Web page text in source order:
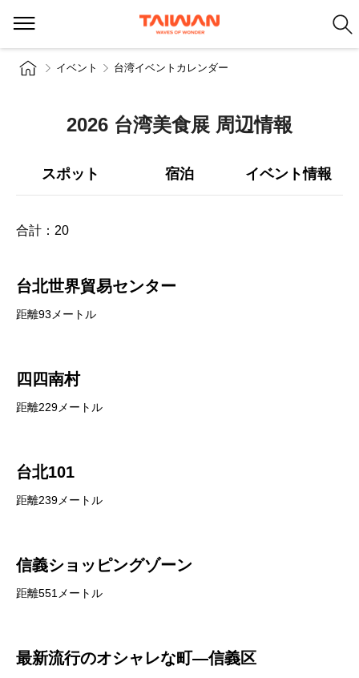
イベント 台湾イベントカレンダー
2026 台湾美食展 周辺情報
スポット 宿泊 イベント情報
合計： 20
台北世界貿易センター
距離93メートル
四四南村
距離229メートル
台北101
距離239メートル
信義ショッピングゾーン
距離551メートル
最新流行のオシャレな町―信義区